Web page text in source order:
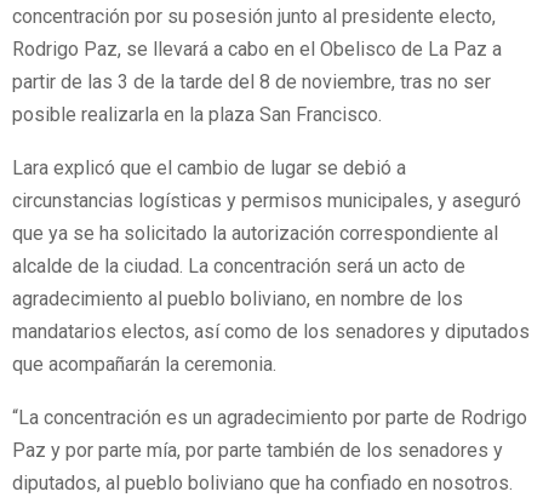
concentración por su posesión junto al presidente electo,
Rodrigo Paz, se llevará a cabo en el Obelisco de La Paz a
partir de las 3 de la tarde del 8 de noviembre, tras no ser
posible realizarla en la plaza San Francisco.
Lara explicó que el cambio de lugar se debió a
circunstancias logísticas y permisos municipales, y aseguró
que ya se ha solicitado la autorización correspondiente al
alcalde de la ciudad. La concentración será un acto de
agradecimiento al pueblo boliviano, en nombre de los
mandatarios electos, así como de los senadores y diputados
que acompañarán la ceremonia.
“La concentración es un agradecimiento por parte de Rodrigo
Paz y por parte mía, por parte también de los senadores y
diputados, al pueblo boliviano que ha confiado en nosotros.